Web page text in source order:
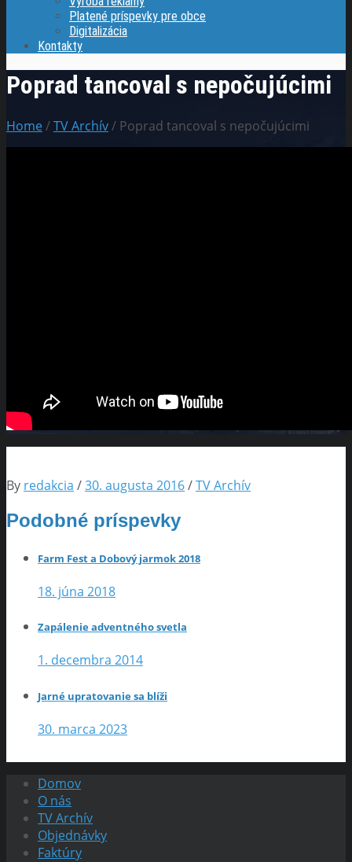
Platené príspevky pre obce
Digitalizácia
Kontakty
Poprad tancoval s nepočujúcimi
Home/TV Archív/ Poprad tancoval s nepočujúcimi
By redakcia /30. augusta 2016/TV Archív
Podobné príspevky
Farm Fest a Dobový jarmok 2018
18. júna 2018
Zapálenie adventného svetla
1. decembra 2014
Jarné upratovanie sa blíži
30. marca 2023
Domov
O nás
TV Archív
Objednávky
Faktúry